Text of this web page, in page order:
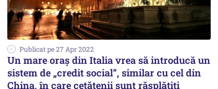
Publicat pe 27 Apr 2022
Un mare oraș din Italia vrea să introducă un
sistem de „credit social”, similar cu cel din
China, în care cetățenii sunt răsplătiți